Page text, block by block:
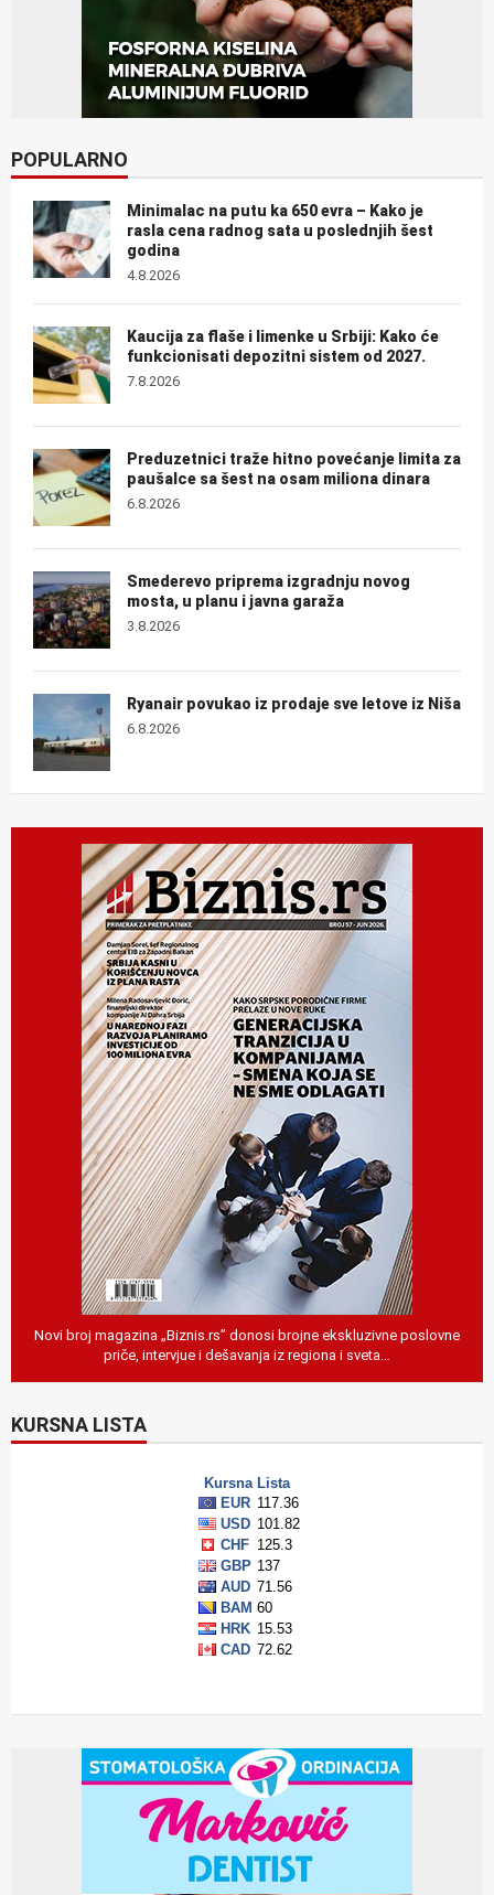
POPULARNO
Minimalac na putu ka 650 evra – Kako je
rasla cena radnog sata u poslednjih šest
godina
4.8.2026
Kaucija za flaše i limenke u Srbiji: Kako će
funkcionisati depozitni sistem od 2027.
7.8.2026
Preduzetnici traže hitno povećanje limita za
paušalce sa šest na osam miliona dinara
6.8.2026
Smederevo priprema izgradnju novog
mosta, u planu i javna garaža
3.8.2026
Ryanair povukao iz prodaje sve letove iz Niša
6.8.2026
Novi broj magazina „Biznis.rs” donosi brojne ekskluzivne poslovne
priče, intervjue i dešavanja iz regiona i sveta…
KURSNA LISTA